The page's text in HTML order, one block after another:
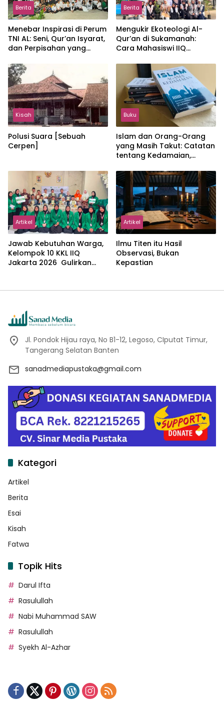
Berita
Menebar Inspirasi di Perum
TNI AL: Seni, Qur’an Isyarat,
dan Perpisahan yang
Berita
Mengukir Ekoteologi Al-
Qur’an di Sukamanah:
Cara Mahasiswi IIQ
Jonggol
Kisah
Polusi Suara [Sebuah
Cerpen]
Buku
Islam dan Orang-Orang
yang Masih Takut: Catatan
tentang Kedamaian,
dalam Pemikiran Masykuri
Abdillah
Artikel
Jawab Kebutuhan Warga,
Kelompok 10 KKL IIQ
Jakarta 2026 Gulirkan
Artikel
Ilmu Titen itu Hasil
Observasi, Bukan
Kepastian
Jl. Pondok Hijau raya, No B1-12, Legoso, CIputat Timur,
Tangerang Selatan Banten
sanadmediapustaka@gmail.com
Kategori
Artikel
Berita
Esai
Kisah
Fatwa
Topik Hits
Darul Ifta
Rasulullah
Nabi Muhammad SAW
Rasulullah
Syekh Al-Azhar